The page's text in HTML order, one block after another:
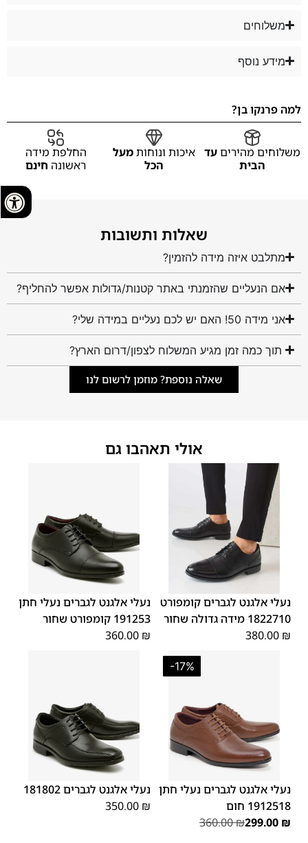
משלוחים
מידע נוסף
למה פרנקו בן?
משלוחים מהיריםעד
הבית
איכות ונוחותמעל
הכל
החלפת מידה
ראשונה חינם
שאלות ותשובות
מתלבט איזה מידה להזמין?
אם הנעליים שהזמנתי באתר קטנות/גדולות אפשר להחליף?
אני מידה 50! האם יש לכם נעליים במידה שלי?
תוך כמה זמן מגיע המשלוח לצפון/דרום הארץ?
שאלה נוספת? מוזמן לרשום לנו
אולי תאהבו גם
47
48
נעלי אלגנט לגברים קומפורט
1822710 מידה גדולה שחור
380.00 ₪
39
40
41
42
נעלי אלגנט לגברים נעלי חתן
191253 קומפורט שחור
360.00 ₪
-17%
40
41
42
43
נעלי אלגנט לגברים נעלי חתן
1912518 חום
360.00₪299.00 ₪
40
41
42
43
44
נעלי אלגנט לגברים 181802
350.00 ₪